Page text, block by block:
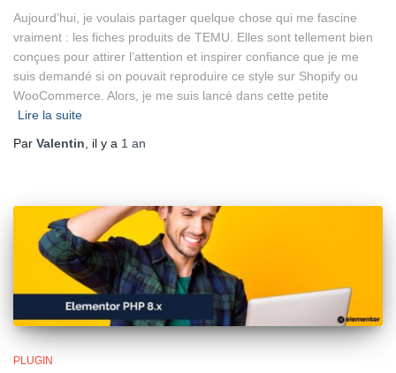
Aujourd’hui, je voulais partager quelque chose qui me fascine
vraiment : les fiches produits de TEMU. Elles sont tellement bien
conçues pour attirer l’attention et inspirer confiance que je me
suis demandé si on pouvait reproduire ce style sur Shopify ou
WooCommerce. Alors, je me suis lancé dans cette petite
Lire la suite
Par Valentin , il y a 1 an
PLUGIN